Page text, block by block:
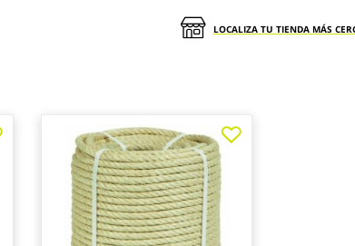
LOCALIZA TU TIENDA MÁS